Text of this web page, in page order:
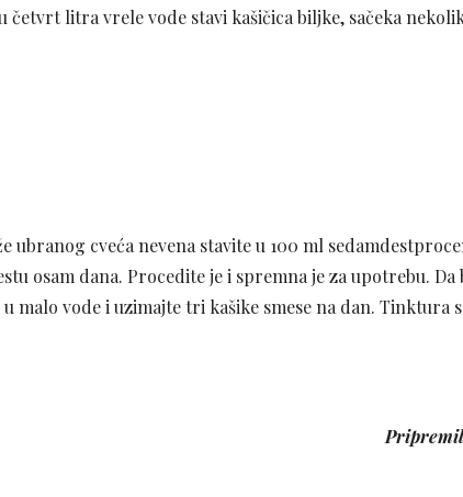
četvrt litra vrele vode stavi kašičica biljke, sačeka
ubranog cveća nevena stavite u 100 ml
osam dana. Procedite je i spremna je za upotrebu.
malo vode i uzimajte tri kašike smese na dan. Tinktura